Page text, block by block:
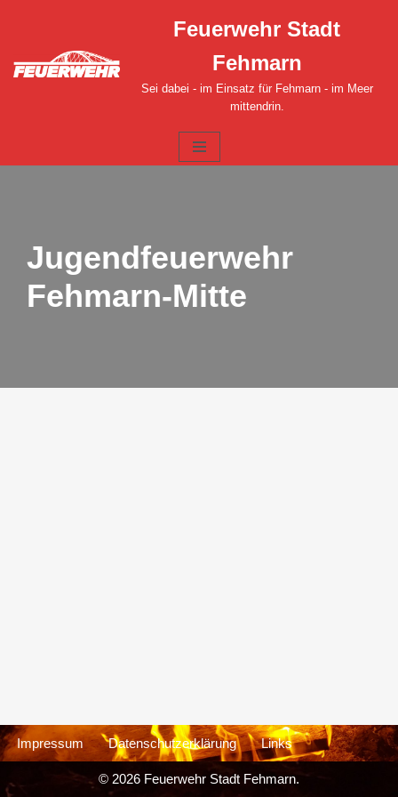
Inhalt
Feuerwehr Stadt
Fehmarn
Sei dabei - im Einsatz für Fehmarn - im Meer
mittendrin.
Jugendfeuerwehr
Fehmarn-Mitte
Impressum Datenschutzerklärung Links
© 2026 Feuerwehr Stadt Fehmarn.